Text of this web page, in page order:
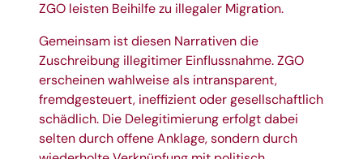
ZGO leisten Beihilfe zu illegaler Migration.
Gemeinsam ist diesen Narrativen die
Zuschreibung illegitimer Einflussnahme. ZGO
erscheinen wahlweise als intransparent,
fremdgesteuert, ineffizient oder gesellschaftlich
schädlich. Die Delegitimierung erfolgt dabei
selten durch offene Anklage, sondern durch